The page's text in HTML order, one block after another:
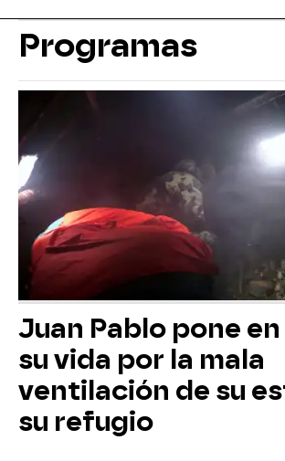
Programas
Juan Pablo pone
su vida por la mala
ventilación de su
su refugio